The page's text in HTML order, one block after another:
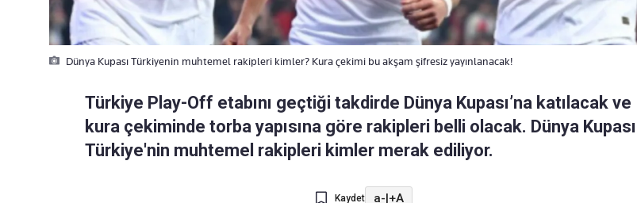
Dünya Kupası Türkiyenin muhtemel rakipleri kimler? Kura çekimi bu akşam şifresiz yayınlanacak!
Türkiye Play-Off etabını geçtiği takdirde Dünya Kupası’na katılacak ve
kura çekiminde torba yapısına göre rakipleri belli olacak. Dünya Kupası
Türkiye'nin muhtemel rakipleri kimler merak ediliyor.
Kaydet a-|+A